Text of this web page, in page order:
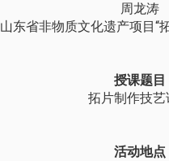
周龙涛
山东省非物质文化遗产项目“
授课题目
拓片制作技艺
活动地点